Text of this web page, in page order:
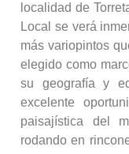
localidad de
Local se verá
más variopintos
elegido como
su geografía y
excelente
paisajística del
rodando en